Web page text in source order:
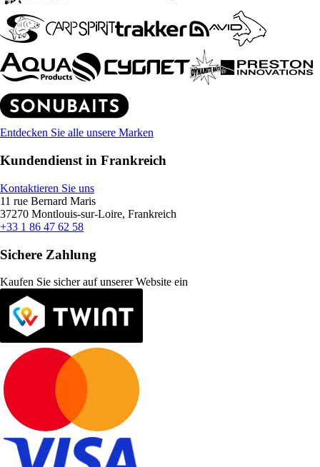
Entdecken Sie alle unsere Marken
Kundendienst in Frankreich
Kontaktieren Sie uns
11 rue Bernard Maris
37270 Montlouis-sur-Loire, Frankreich
+33 1 86 47 62 58
Sichere Zahlung
Kaufen Sie sicher auf unserer Website ein